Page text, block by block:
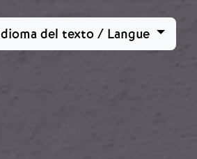
del texto / Langue